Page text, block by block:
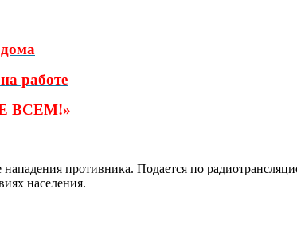
работе
ВСЕМ!»
противника. Подается по
населения.